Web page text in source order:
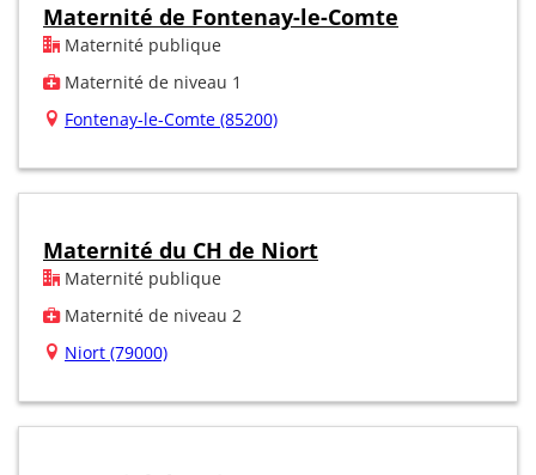
Maternité de Fontenay-le-Comte
Maternité publique
Maternité de niveau 1
Fontenay-le-Comte (85200)
Maternité du CH de Niort
Maternité publique
Maternité de niveau 2
Niort (79000)